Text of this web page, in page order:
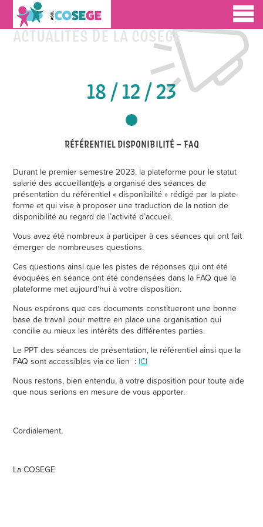
ACTUALITÉS DE LA COSEGE
18 / 12 / 23
RÉFÉRENTIEL DISPONIBILITÉ – FAQ
Durant le premier semestre 2023, la plateforme pour le statut
salarié des accueillant(e)s a organisé des séances de
présentation du référentiel « disponibilité » rédigé par la plate-
forme et qui vise à proposer une traduction de la notion de
disponibilité au regard de l’activité d’accueil.
Vous avez été nombreux à participer à ces séances qui ont fait
émerger de nombreuses questions.
Ces questions ainsi que les pistes de réponses qui ont été
évoquées en séance ont été condensées dans la FAQ que la
plateforme met aujourd’hui à votre disposition.
Nous espérons que ces documents constitueront une bonne
base de travail pour mettre en place une organisation qui
concilie au mieux les intérêts des différentes parties.
Le PPT des séances de présentation, le référentiel ainsi que la
FAQ sont accessibles via ce lien : ICI
Nous restons, bien entendu, à votre disposition pour toute aide
que nous serions en mesure de vous apporter.
Cordialement,
La COSEGE